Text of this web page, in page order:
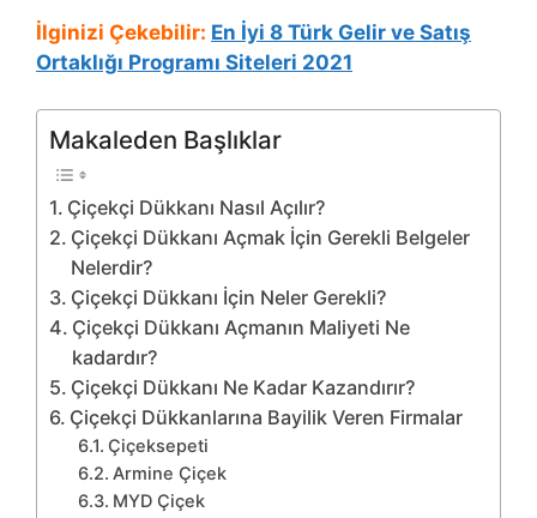
İlginizi Çekebilir: En İyi 8 Türk Gelir ve Satış
Ortaklığı Programı Siteleri 2021
Makaleden Başlıklar
Çiçekçi Dükkanı Nasıl Açılır?
Çiçekçi Dükkanı Açmak İçin Gerekli Belgeler
Nelerdir?
Çiçekçi Dükkanı İçin Neler Gerekli?
Çiçekçi Dükkanı Açmanın Maliyeti Ne
kadardır?
Çiçekçi Dükkanı Ne Kadar Kazandırır?
Çiçekçi Dükkanlarına Bayilik Veren Firmalar
Çiçeksepeti
Armine Çiçek
MYD Çiçek